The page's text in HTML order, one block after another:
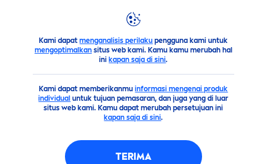
Kami dapatmenganalisis perilaku pengguna kami untuk
mengoptimalkansitus web kami. Kamu kamu merubah hal
ini kapan saja di sini.
Kami dapat memberikanmuinformasi mengenai produk
individual untuk tujuan pemasaran, dan juga yang di luar
situs web kami. Kamu dapat merubah persetujuan ini
kapan saja di sini.
TERIMA
Saran Perbedaan DasarLipBalm danLipButter